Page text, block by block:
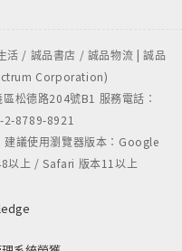
/ 誠品書店 / 誠品物流 | 誠品
Corporation)
松德路204號B1 服務電話：
8789-8921
建議使用瀏覽器版本：Google
以上 / Safari 版本11以上